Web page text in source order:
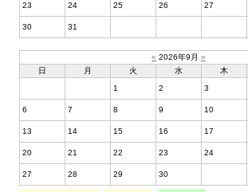
23 24 25 26 27
30 31
« 2026年9月 »
日
月 火 水 木
1
2 3
6 7 8 9 10
13 14 15 16 17
20 21 22 23 24
27 28 29 30